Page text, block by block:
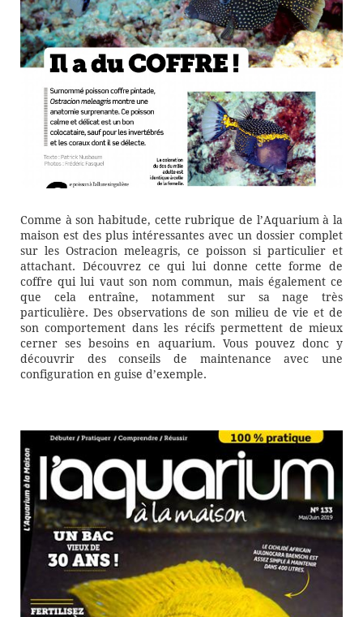
Comme à son habitude, cette rubrique de l’Aquarium à la
maison est des plus intéressantes avec un dossier complet
sur les Ostracion meleagris, ce poisson si particulier et
attachant. Découvrez ce qui lui donne cette forme de
coffre qui lui vaut son nom commun, mais également ce
que cela entraîne, notamment sur sa nage très
particulière. Des observations de son milieu de vie et de
son comportement dans les récifs permettent de mieux
cerner ses besoins en aquarium. Vous pouvez donc y
découvrir des conseils de maintenance avec une
configuration en guise d’exemple.